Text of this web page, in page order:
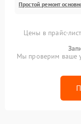
Простой ремонт
Цены в прайс-
Мы проверим ваше